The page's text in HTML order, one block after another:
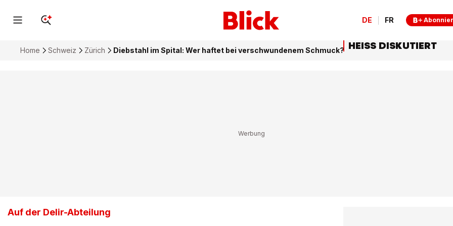
DE FR
Home Schweiz Zürich Diebstahl im Spital: Wer haftet bei verschwundenem Schmuck?
Auf der Delir-Abteilung
HEISS DISKUTIERT